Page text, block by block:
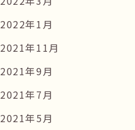
2022年1月
2021年11月
2021年9月
2021年7月
2021年5月